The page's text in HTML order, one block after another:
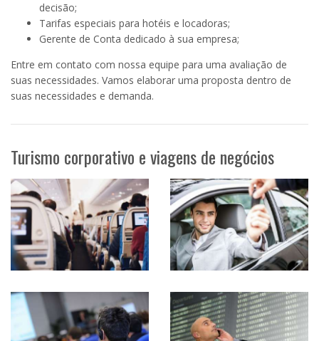
decisão;
Tarifas especiais para hotéis e locadoras;
Gerente de Conta dedicado à sua empresa;
Entre em contato com nossa equipe para uma avaliação de
suas necessidades. Vamos elaborar uma proposta dentro de
suas necessidades e demanda.
Turismo corporativo e viagens de negócios